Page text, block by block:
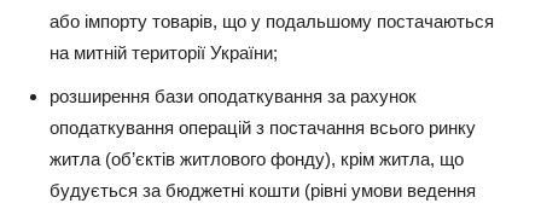
або імпорту товарів, що у подальшому постачаються
на митній території України;
розширення бази оподаткування за рахунок
оподаткування операцій з постачання всього ринку
житла (об’єктів житлового фонду), крім житла, що
будується за бюджетні кошти (рівні умови ведення